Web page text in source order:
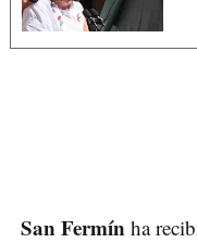
San Fermín ha